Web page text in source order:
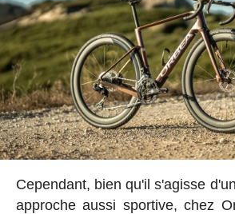
Cependant, bien qu'il s'agisse
approche aussi sportive, chez